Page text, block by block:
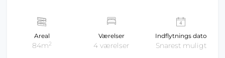
Areal
84m2
Værelser
4 værelser
Indflytnings dato
Snarest muligt